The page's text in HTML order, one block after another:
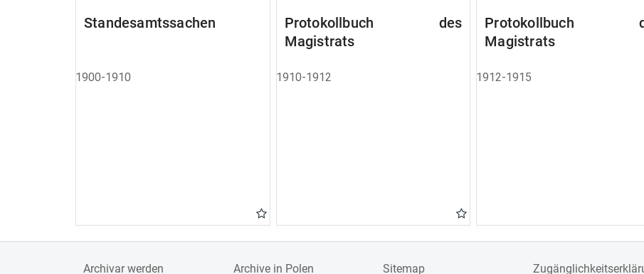
Standesamtssachen
1900-1910
Protokollbuch des
Magistrats
1910-1912
Protokollbuch
Magistrats
1912-1915
Archivar werden Archive in Polen Sitemap